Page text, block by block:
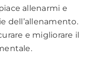
allenarmi e
dell’allenamento.
e migliorare il